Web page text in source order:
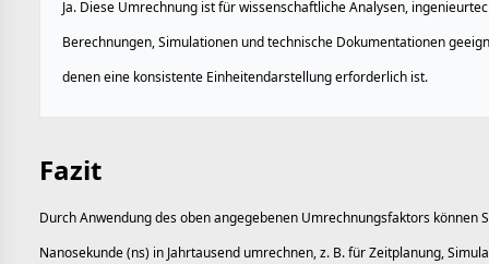
Ja. Diese Umrechnung ist für wissenschaftliche Analysen,
Berechnungen, Simulationen und technische Dokumentationen
denen eine konsistente Einheitendarstellung erforderlich ist.
Fazit
Durch Anwendung des oben angegebenen Umrechnungsfaktors können
Nanosekunde (ns) in Jahrtausend umrechnen, z. B. für Zeitplanung,